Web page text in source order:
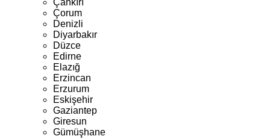
Çankırı
Çorum
Denizli
Diyarbakır
Düzce
Edirne
Elazığ
Erzincan
Erzurum
Eskişehir
Gaziantep
Giresun
Gümüşhane